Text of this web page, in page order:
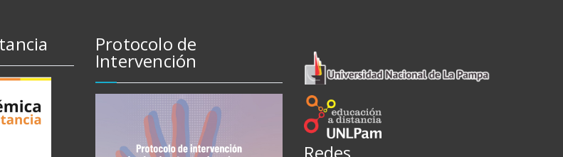
Protocolo de
Intervención
Redes